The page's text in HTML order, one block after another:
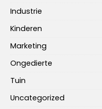
Industrie
Kinderen
Marketing
Ongedierte
Tuin
Uncategorized